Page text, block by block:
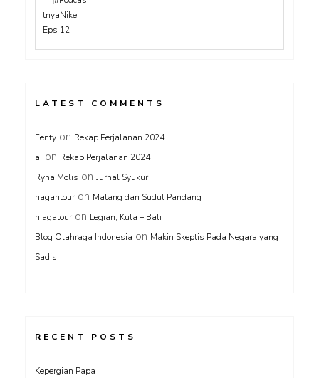
LATEST COMMENTS
Fenty on Rekap Perjalanan 2024
a! on Rekap Perjalanan 2024
Ryna Molis on Jurnal Syukur
nagantour on Matang dan Sudut Pandang
niagatour on Legian, Kuta – Bali
Blog Olahraga Indonesia on Makin Skeptis Pada Negara yang
Sadis
RECENT POSTS
Kepergian Papa